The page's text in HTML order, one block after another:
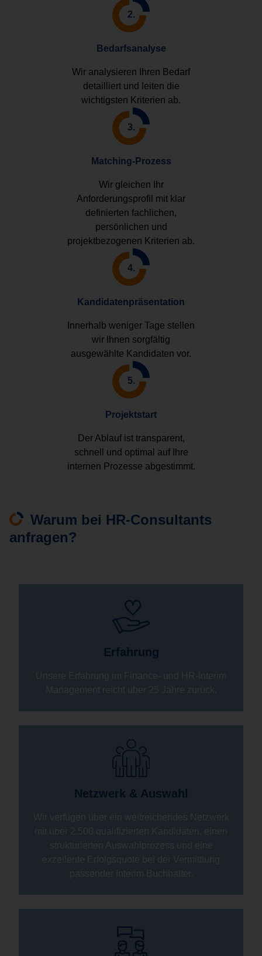
2.
Bedarfsanalyse
Wir analysieren Ihren Bedarf
detailliert und leiten die
wichtigsten Kriterien ab.
3.
Matching-Prozess
Wir gleichen Ihr
Anforderungsprofil mit klar
definierten fachlichen,
persönlichen und
projektbezogenen Kriterien ab.
4.
Kandidatenpräsentation
Innerhalb weniger Tage stellen
wir Ihnen sorgfältig
ausgewählte Kandidaten vor.
5.
Projektstart
Der Ablauf ist transparent,
schnell und optimal auf Ihre
internen Prozesse abgestimmt.
Warum bei HR-Consultants
anfragen?
Erfahrung
Netzwerk & Auswahl